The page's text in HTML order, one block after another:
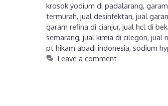
krosok yodium di padalarang
termurah jual desinfektan jual
garam refina di cianjur, jual hcl di
semarang jual kimia di cilegon jual
pt hikam abadi indonesia sodium
Leave a comment